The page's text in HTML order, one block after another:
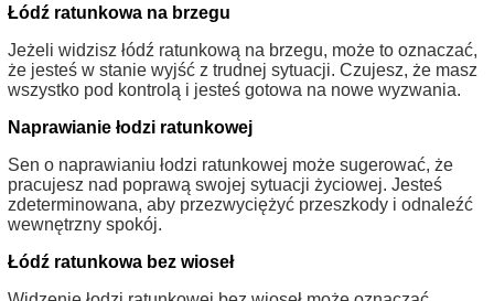
Łódź ratunkowa na brzegu
Jeżeli widzisz łódź ratunkową na brzegu, może to oznaczać,
że jesteś w stanie wyjść z trudnej sytuacji. Czujesz, że masz
wszystko pod kontrolą i jesteś gotowa na nowe wyzwania.
Naprawianie łodzi ratunkowej
Sen o naprawianiu łodzi ratunkowej może sugerować, że
pracujesz nad poprawą swojej sytuacji życiowej. Jesteś
zdeterminowana, aby przezwyciężyć przeszkody i odnaleźć
wewnętrzny spokój.
Łódź ratunkowa bez wioseł